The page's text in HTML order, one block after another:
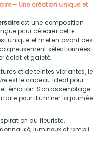
– Une création unique et
est une composition
pour célébrer cette
unique et met en avant des
sélectionnées
éclat et gaieté.
et de teintes vibrantes, le
est le cadeau idéal pour
émotion. Son assemblage
pour illuminer la journée
du fleuriste,
lumineux et rempli